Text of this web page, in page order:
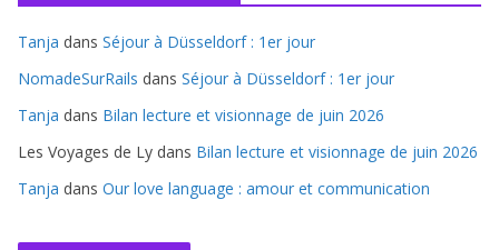
v
e
Tanja dans Séjour à Düsseldorf : 1er jour
NomadeSurRails dans Séjour à Düsseldorf : 1er jour
Tanja dans Bilan lecture et visionnage de juin 2026
Les Voyages de Ly dans Bilan lecture et visionnage de juin 2026
Tanja dans Our love language : amour et communication